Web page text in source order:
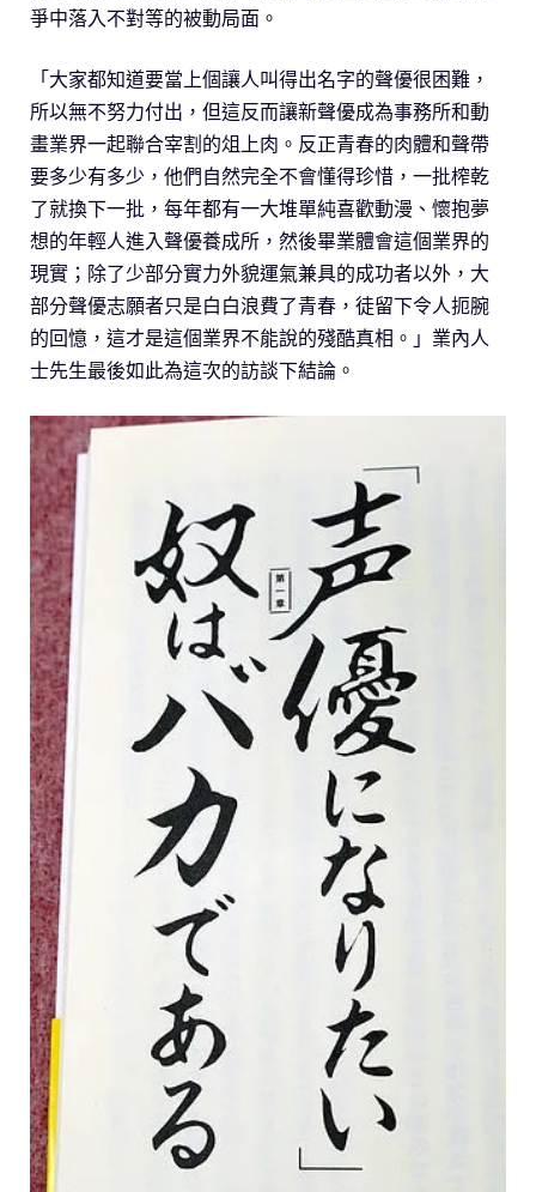
爭中落入不對等的被動局面。
「大家都知道要當上個讓人叫得出名字的聲優很困難，
所以無不努力付出，但這反而讓新聲優成為事務所和動
畫業界一起聯合宰割的俎上肉。反正青春的肉體和聲帶
要多少有多少，他們自然完全不會懂得珍惜，一批榨乾
了就換下一批，每年都有一大堆單純喜歡動漫、懷抱夢
想的年輕人進入聲優養成所，然後畢業體會這個業界的
現實；除了少部分實力外貌運氣兼具的成功者以外，大
部分聲優志願者只是白白浪費了青春，徒留下令人扼腕
的回憶，這才是這個業界不能說的殘酷真相。」業內人
士先生最後如此為這次的訪談下結論。